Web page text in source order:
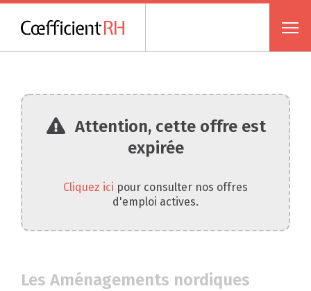
Attention, cette offre est
expirée
Cliquez ici pour consulter nos offres
d'emploi actives.
Les Aménagements nordiques